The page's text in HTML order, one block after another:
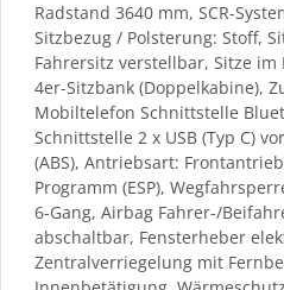
Radstand 3640 mm, SCR-
Sitzbezug / Polsterung: Stoff,
Fahrersitz verstellbar, Sitze im
4er-Sitzbank (Doppelkabine),
Mobiltelefon Schnittstelle
Schnittstelle 2 x USB (Typ C)
(ABS), Antriebsart:
Programm (ESP),
6-Gang, Airbag Fahrer-/
abschaltbar, Fensterheber
Zentralverriegelung mit